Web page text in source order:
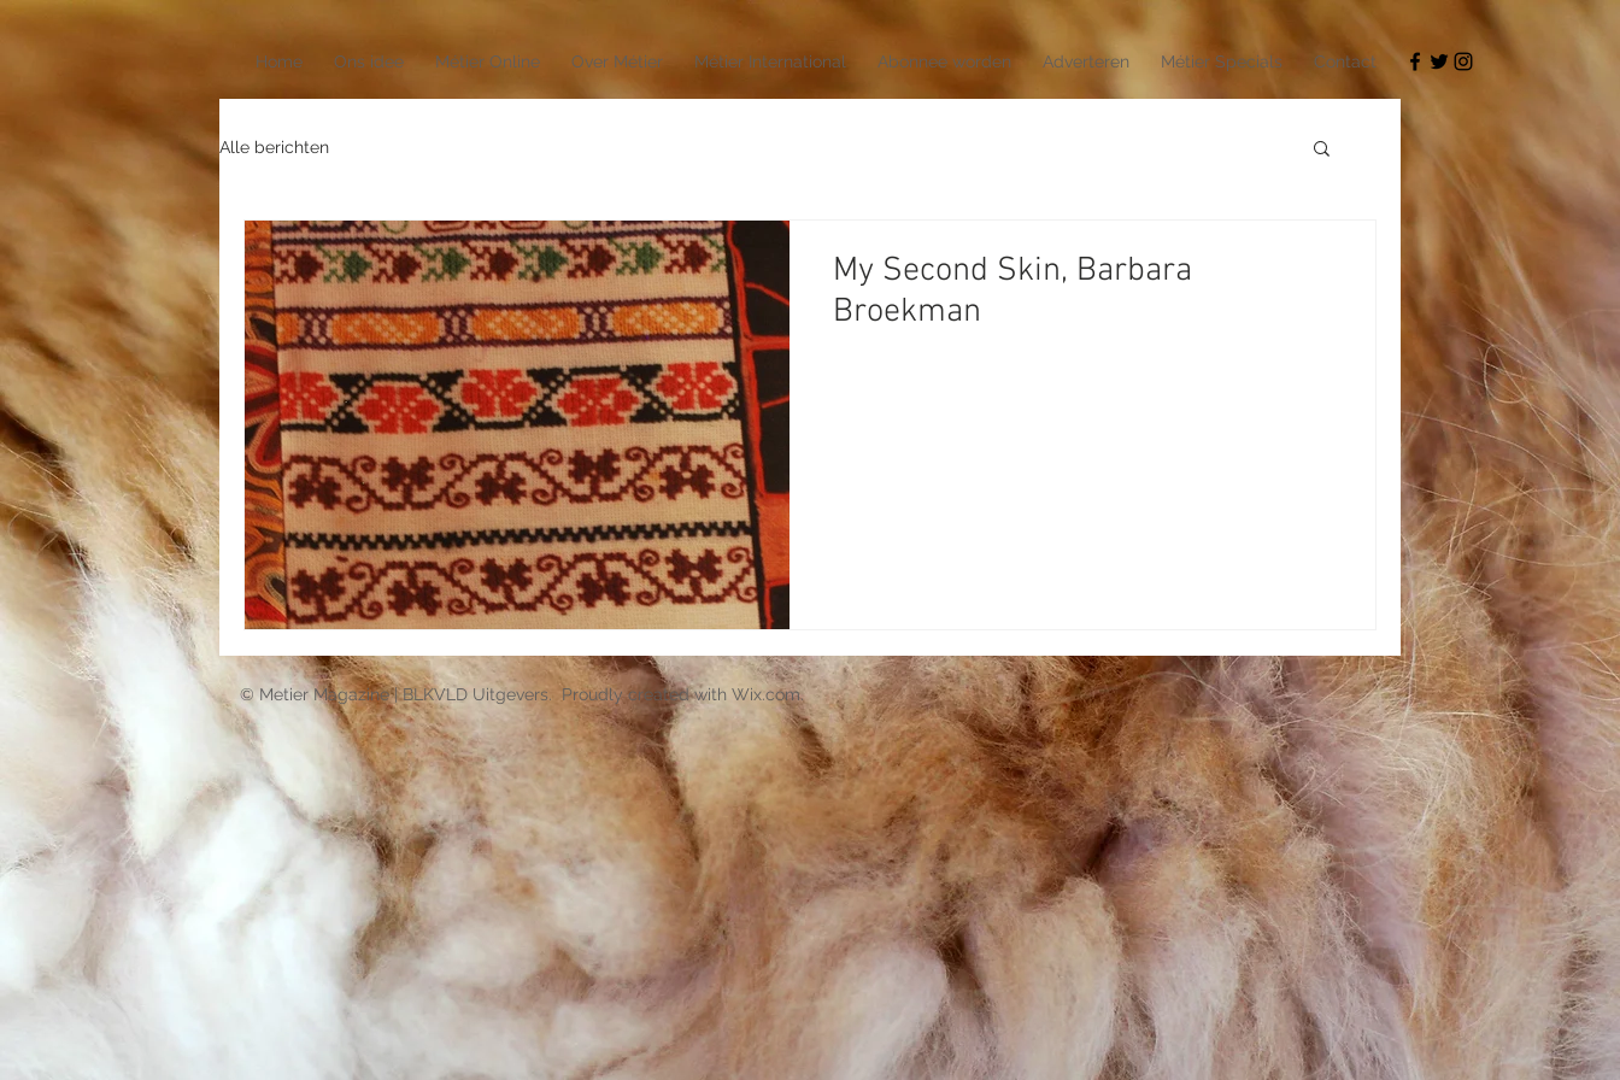
Home Ons idee Métier Online Over Métier Métier International Abonnee worden Adverteren Métier Specials Contact
Alle berichten
My Second Skin, Barbara
Broekman
© Metier Magazine | BLKVLD Uitgevers. Proudly created with Wix.com.